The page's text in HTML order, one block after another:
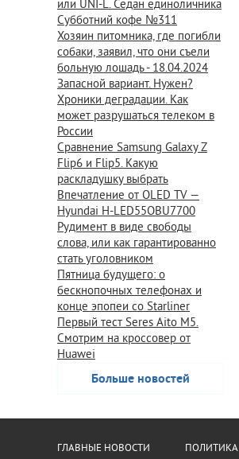
или UNI-L. Седан единоличника
Субботний кофе №311
Хозяин питомника, где погибли
собаки, заявил, что они съели
больную лошадь - 18.04.2024
Запасной вариант. Нужен?
Хроники деградации. Как
может разрушаться телеком в
России
Сравнение Samsung Galaxy Z
Flip6 и Flip5. Какую
раскладушку выбрать
Впечатление от OLED TV —
Hyundai H-LED55OBU7700
Рудимент в виде свободы
слова, или как гарантированно
стать уголовником
Пятница будущего: о
бескнопочных телефонах и
конце эпопеи со Starliner
Первый тест Seres Aito M5.
Смотрим на кроссовер от
Huawei
Больше новостей
ГЛАВНЫЕ НОВОСТИ ПОЛИТИКА